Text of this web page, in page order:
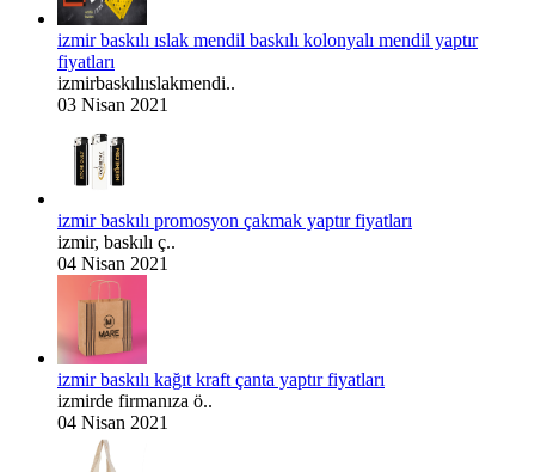
izmir baskılı ıslak mendil baskılı kolonyalı mendil yaptır
fiyatları
izmirbaskılııslakmendi..
03 Nisan 2021
izmir baskılı promosyon çakmak yaptır fiyatları
izmir, baskılı ç..
04 Nisan 2021
izmir baskılı kağıt kraft çanta yaptır fiyatları
izmirde firmanıza ö..
04 Nisan 2021